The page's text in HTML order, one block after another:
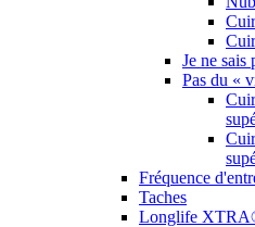
Je ne sais
Pas du «
Fréquence
Taches
Longlife